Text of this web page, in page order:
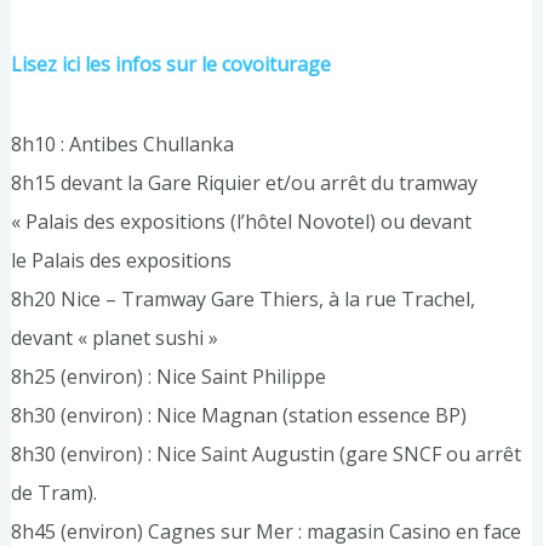
Lisez ici les infos sur le covoiturage
8h10 : Antibes Chullanka
8h15 devant la Gare Riquier et/ou arrêt du tramway
« Palais des expositions (l’hôtel Novotel) ou devant
le Palais des expositions
8h20 Nice – Tramway Gare Thiers, à la rue Trachel,
devant « planet sushi »
8h25 (environ) : Nice Saint Philippe
8h30 (environ) : Nice Magnan (station essence BP)
8h30 (environ) : Nice Saint Augustin (gare SNCF ou arrêt
de Tram).
8h45 (environ) Cagnes sur Mer : magasin Casino en face